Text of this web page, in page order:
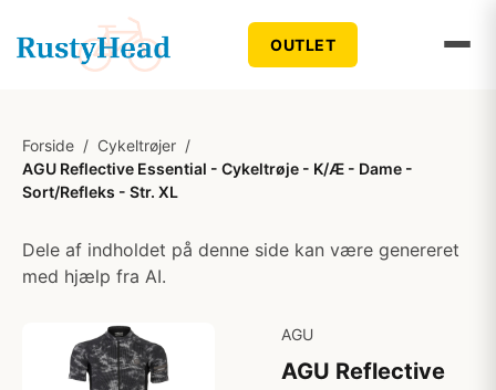
OUTLET
Forside / Cykeltrøjer /
AGU Reflective Essential - Cykeltrøje - K/Æ - Dame -
Sort/Refleks - Str. XL
Dele af indholdet på denne side kan være genereret
med hjælp fra AI.
AGU
AGU Reflective